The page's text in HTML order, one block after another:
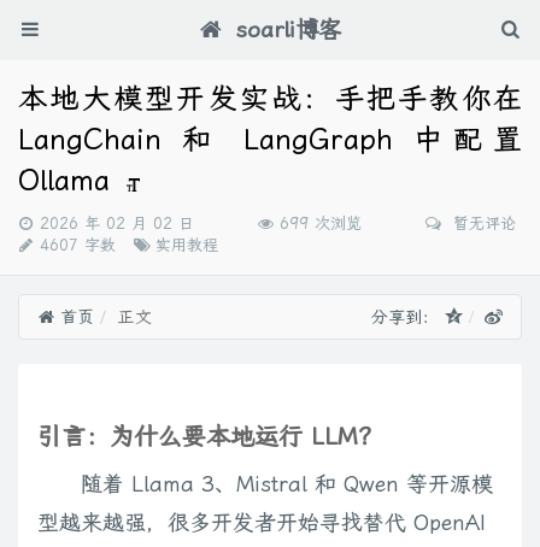
soarli博客
本地大模型开发实战：手把手教你在
LangChain 和 LangGraph 中配置
Ollama
发
布
2026 年 02 月 02 日 699 次浏览
暂无评论
4607 字数
分
实用教程
首页 正文 分享到：
引言：为什么要本地运行 LLM？
随着 Llama 3、Mistral 和 Qwen 等开源模
型越来越强，很多开发者开始寻找替代 OpenAI